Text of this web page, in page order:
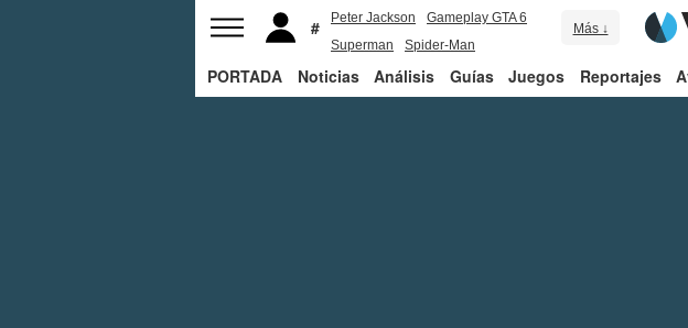
Peter Jackson
Gameplay GTA 6
Superman
Spider-Man
Más ↓
PORTADA Noticias Análisis Guías Juegos Reportajes